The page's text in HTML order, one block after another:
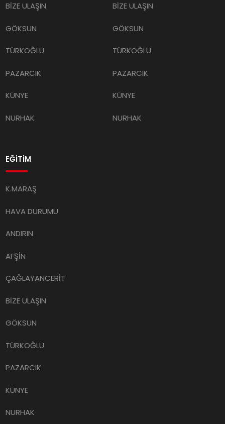
BİZE ULAŞIN
GÖKSUN
TÜRKOĞLU
PAZARCIK
KÜNYE
NURHAK
BİZE ULAŞIN
GÖKSUN
TÜRKOĞLU
PAZARCIK
KÜNYE
NURHAK
EĞİTİM
K.MARAŞ
HAVA DURUMU
ANDIRIN
AFŞİN
ÇAĞLAYANCERİT
BİZE ULAŞIN
GÖKSUN
TÜRKOĞLU
PAZARCIK
KÜNYE
NURHAK